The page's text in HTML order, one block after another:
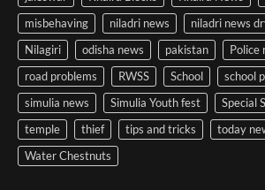
misbehaving
niladri news
niladri news
Nilagiri
odisha news pakistan
Police
road problems
RWSS School
school
simulia news
Simulia Youth fest Special
temple
thief tips and tricks today
Water Chestnuts